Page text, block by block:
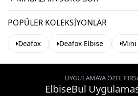
POPÜLER KOLEKSIYONLAR
Deafox Deafox Elbise Mini
UYGULAMAYA ÖZEL
ElbiseBul